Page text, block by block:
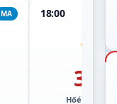
MA 18:00
31°
Hőérzet: